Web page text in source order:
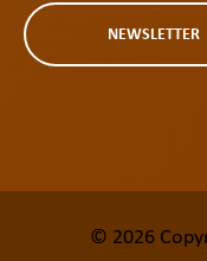
NEWSLETTER
© 2026